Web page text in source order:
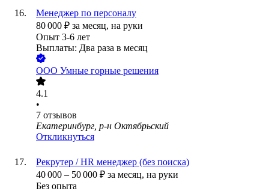
Менеджер по персоналу
80 000 ₽ за месяц, на руки
Опыт 3-6 лет
Выплаты: Два раза в месяц
ООО Умные горные решения
4.1
•
7 отзывов
Екатеринбург, р-н Октябрьский
Откликнуться
Рекрутер / HR менеджер (без поиска)
40 000 – 50 000 ₽ за месяц, на руки
Без опыта